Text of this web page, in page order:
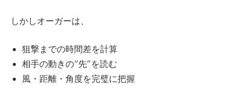
しかしオーガーは、
狙撃までの時間差を計算
相手の動きの“先”を読む
風・距離・角度を完璧に把握